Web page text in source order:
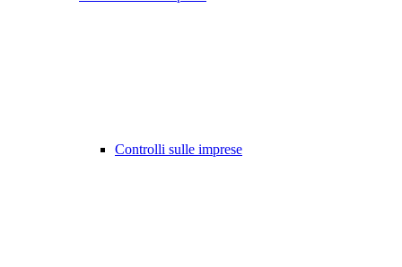
Controlli sulle imprese